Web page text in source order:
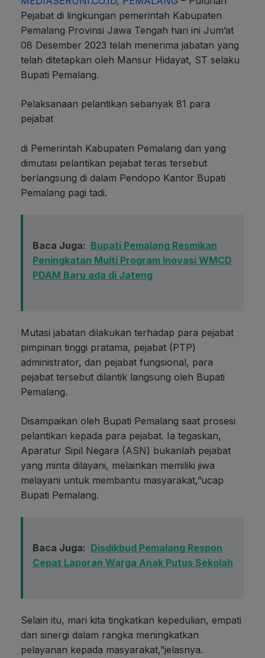
Pejabat di lingkungan pemerintah Kabupaten
Pemalang Provinsi Jawa Tengah hari ini Jum’at
08 Desember 2023 telah menerima jabatan yang
telah ditetapkan oleh Mansur Hidayat, ST selaku
Bupati Pemalang.
Pelaksanaan pelantikan sebanyak 81 para
pejabat
di Pemerintah Kabupaten Pemalang dan yang
dimutasi pelantikan pejabat teras tersebut
berlangsung di dalam Pendopo Kantor Bupati
Pemalang pagi tadi.
Baca Juga: Bupati Pemalang Resmikan
Peningkatan Multi Program Inovasi WMCD
PDAM Baru ada di Jateng
Mutasi jabatan dilakukan terhadap para pejabat
pimpinan tinggi pratama, pejabat (PTP)
administrator, dan pejabat fungsional, para
pejabat tersebut dilantik langsung oleh Bupati
Pemalang.
Disampaikan oleh Bupati Pemalang saat prosesi
pelantikan kepada para pejabat. Ia tegaskan,
Aparatur Sipil Negara (ASN) bukanlah pejabat
yang minta dilayani, melainkan memiliki jiwa
melayani untuk membantu masyarakat,”ucap
Bupati Pemalang.
Baca Juga: Disdikbud Pemalang Respon
Cepat Laporan Warga Anak Putus Sekolah
Selain itu, mari kita tingkatkan kepedulian, empati
dan sinergi dalam rangka meningkatkan
pelayanan kepada masyarakat,”jelasnya.